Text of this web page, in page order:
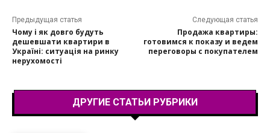
Предыдущая статья
Чому і як довго будуть
дешевшати квартири в
Україні: ситуація на ринку
нерухомості
Следующая статья
Продажа квартиры:
готовимся к показу и ведем
переговоры с покупателем
ДРУГИЕ СТАТЬИ РУБРИКИ